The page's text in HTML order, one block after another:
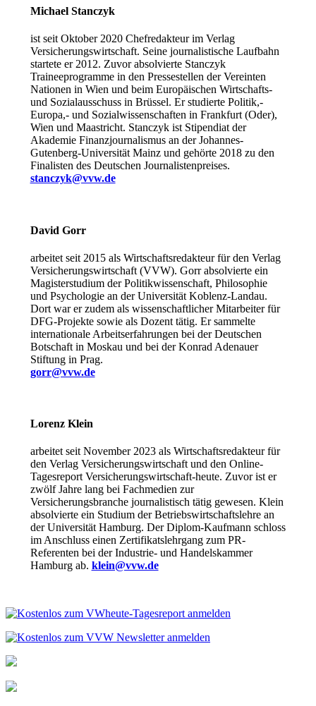
Michael Stanczyk
ist seit Oktober 2020 Chefredakteur im Verlag
Versicherungswirtschaft. Seine journalistische Laufbahn
startete er 2012. Zuvor absolvierte Stanczyk
Traineeprogramme in den Pressestellen der Vereinten
Nationen in Wien und beim Europäischen Wirtschafts-
und Sozialausschuss in Brüssel. Er studierte Politik,-
Europa,- und Sozialwissenschaften in Frankfurt (Oder),
Wien und Maastricht. Stanczyk ist Stipendiat der
Akademie Finanzjournalismus an der Johannes-
Gutenberg-Universität Mainz und gehörte 2018 zu den
Finalisten des Deutschen Journalistenpreises.
stanczyk@vvw.de
David Gorr
arbeitet seit 2015 als Wirtschaftsredakteur für den Verlag
Versicherungswirtschaft (VVW). Gorr absolvierte ein
Magisterstudium der Politikwissenschaft, Philosophie
und Psychologie an der Universität Koblenz-Landau.
Dort war er zudem als wissenschaftlicher Mitarbeiter für
DFG-Projekte sowie als Dozent tätig. Er sammelte
internationale Arbeitserfahrungen bei der Deutschen
Botschaft in Moskau und bei der Konrad Adenauer
Stiftung in Prag.
gorr@vvw.de
Lorenz Klein
arbeitet seit November 2023 als Wirtschaftsredakteur für
den Verlag Versicherungswirtschaft und den Online-
Tagesreport Versicherungswirtschaft-heute. Zuvor ist er
zwölf Jahre lang bei Fachmedien zur
Versicherungsbranche journalistisch tätig gewesen. Klein
absolvierte ein Studium der Betriebswirtschaftslehre an
der Universität Hamburg. Der Diplom-Kaufmann schloss
im Anschluss einen Zertifikatslehrgang zum PR-
Referenten bei der Industrie- und Handelskammer
Hamburg ab. klein@vvw.de